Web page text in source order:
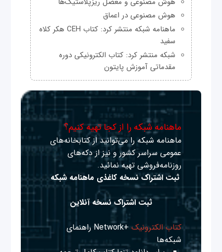
هوش مصنوعی در اعماق
ماهنامه شبکه منتشر کرد: کتاب CEH هکر کلاه
سفید
شبکه منتشر کرد: کتاب الکترونیکی دوره
مقدماتی آموزش پایتون
ماهنامه شبکه را از کجا تهیه کنیم؟
ماهنامه شبکه را می‌توانید از کتابخانه‌های
عمومی سراسر کشور و نیز از دکه‌های
روزنامه‌فروشی تهیه نمائید.
ثبت اشتراک نسخه کاغذی ماهنامه شبکه
ثبت اشتراک نسخه آنلاین
کتاب الکترونیک
+Network راهنمای
شبکه‌ها